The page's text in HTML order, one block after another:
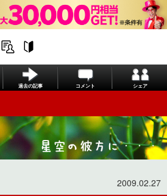
過去の記事 コメント シェア
2009.02.27